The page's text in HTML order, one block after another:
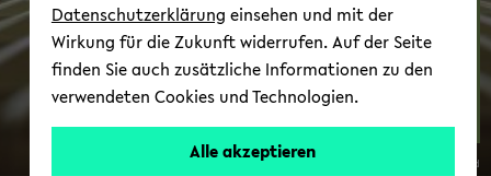
© Uni­ver­si­tät Bie­le­feld
Datenschutzerklärung einsehen und mit der
Wirkung für die Zukunft widerrufen. Auf der Seite
finden Sie auch zusätzliche Informationen zu den
verwendeten Cookies und Technologien.
Alle akzeptieren